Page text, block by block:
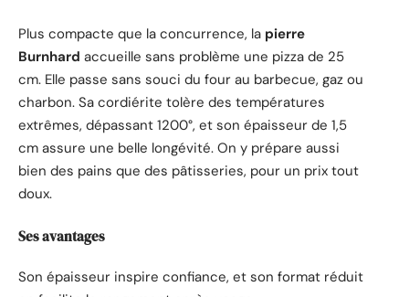
Plus compacte que la concurrence, la pierre
Burnhard accueille sans problème une pizza de 25
cm. Elle passe sans souci du four au barbecue, gaz ou
charbon. Sa cordiérite tolère des températures
extrêmes, dépassant 1200°, et son épaisseur de 1,5
cm assure une belle longévité. On y prépare aussi
bien des pains que des pâtisseries, pour un prix tout
doux.
Ses avantages
Son épaisseur inspire confiance, et son format réduit